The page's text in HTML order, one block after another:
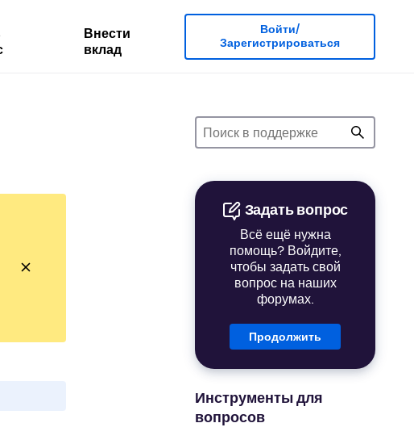
Внести
вклад
Войти/
Зарегистрироваться
Задать вопрос
Всё ещё нужна
помощь? Войдите,
чтобы задать свой
вопрос на наших
форумах.
Продолжить
Инструменты для
вопросов